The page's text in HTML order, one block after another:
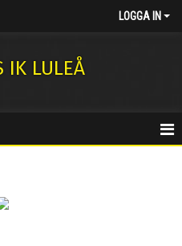
LOGGA IN
IK LULEÅ